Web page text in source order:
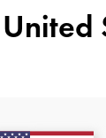
United